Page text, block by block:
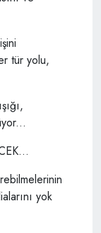
tür yolu,
yok